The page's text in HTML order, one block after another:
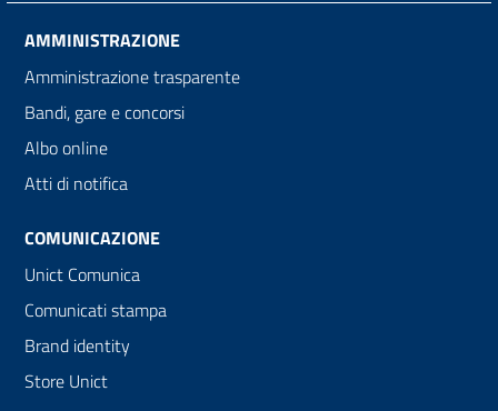
AMMINISTRAZIONE
Amministrazione trasparente
Bandi, gare e concorsi
Albo online
Atti di notifica
COMUNICAZIONE
Unict Comunica
Comunicati stampa
Brand identity
Store Unict